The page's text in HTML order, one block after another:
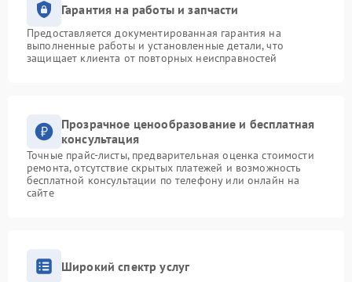
Гарантия на работы и запчасти
Предоставляется документированная гарантия на
выполненные работы и установленные детали, что
защищает клиента от повторных неисправностей
Прозрачное ценообразование и бесплатная
консультация
Точные прайс-листы, предварительная оценка стоимости
ремонта, отсутствие скрытых платежей и возможность
бесплатной консультации по телефону или онлайн на
сайте
Широкий спектр услуг